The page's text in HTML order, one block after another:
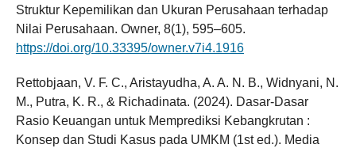
Struktur Kepemilikan dan Ukuran Perusahaan terhadap
Nilai Perusahaan. Owner, 8(1), 595–605.
https://doi.org/10.33395/owner.v7i4.1916
Rettobjaan, V. F. C., Aristayudha, A. A. N. B., Widnyani, N.
M., Putra, K. R., & Richadinata. (2024). Dasar-Dasar
Rasio Keuangan untuk Memprediksi Kebangkrutan :
Konsep dan Studi Kasus pada UMKM (1st ed.). Media